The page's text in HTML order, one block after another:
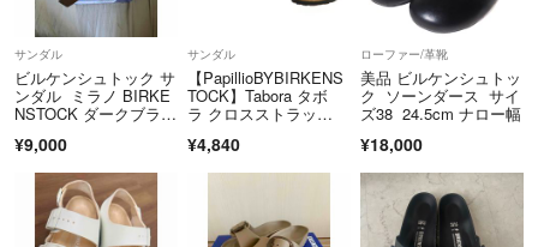
サンダル
ビルケンシュトック サ
ンダル ミラノ BIRKE
NSTOCK ダークブラウ
¥9,000
サンダル
【PapillioBYBIRKENS
TOCK】Tabora タボ
ラ クロスストラッ
ル
¥4,840
ローファー/革靴
美品 ビルケンシュトッ
ク ソーンダース サイ
ズ38 24.5cm ナロー幅
¥18,000